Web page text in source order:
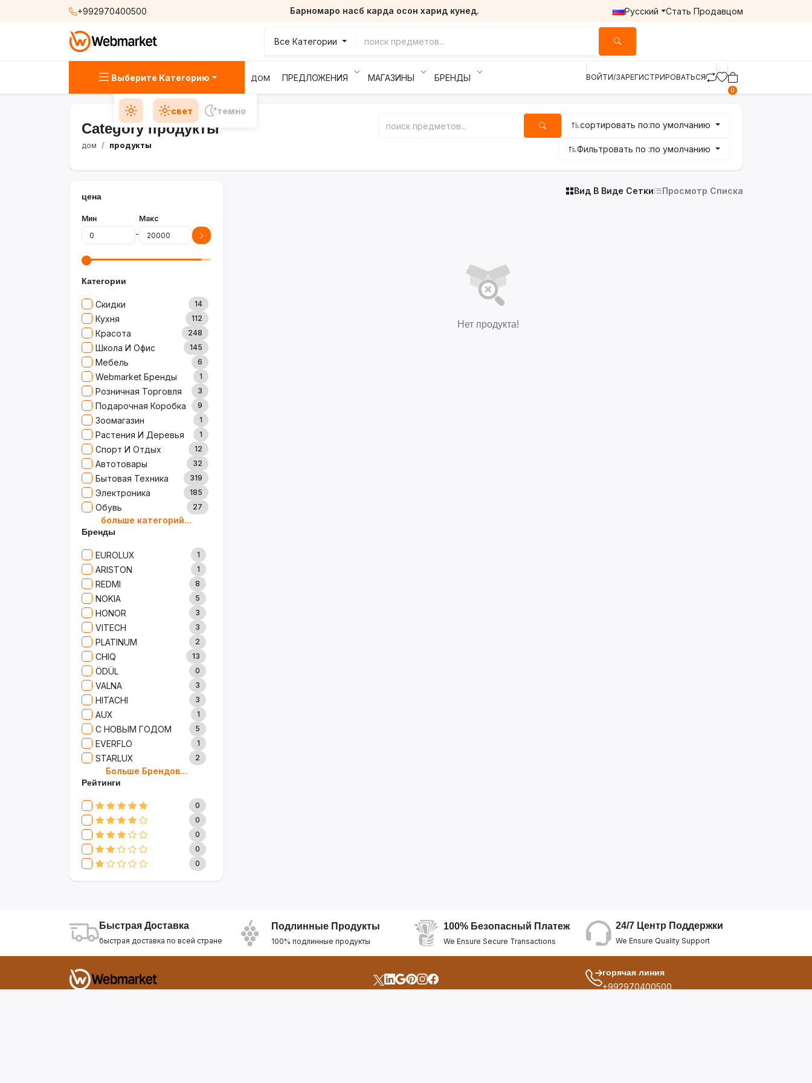
+992970400500 Барномаро насб карда осон харид кунед. Русский Стать Продавцом
Все Категории
Выберите Категорию ДОМ ПРЕДЛОЖЕНИЯ МАГАЗИНЫ БРЕНДЫ ВОЙТИ/ЗАРЕГИСТРИРОВАТЬСЯ
0
свет темно
Category продукты
дом продукты
сортировать по:по умолчанию
Фильтровать по :по умолчанию
цена
Мин
-
Макс
Категории
Скидки 14
Кухня 112
Красота 248
Школа И Офис 145
Мебель 6
Webmarket Бренды 1
Розничная Торговля 3
Подарочная Коробка 9
Зоомагазин 1
Растения И Деревья 1
Спорт И Отдых 12
Автотовары 32
Бытовая Техника 319
Электроника 185
Обувь 27
Товары Для Дома
Ювелирные Изделия
Сад И Дача 52
Аксессуары 61
Игрушки 15
Одежда 5
Сумки И Рюкзаки 27
Ремонт 13
Продукты 35
Детские Товары 72
Бытовая Химия 91
Хобби 40
больше категорий...
Бренды
EUROLUX 1
ARISTON 1
REDMI 8
NOKIA 5
HONOR 3
VITECH 3
PLATINUM 2
CHIQ 13
ÖDÜL 0
VALNA 3
HITACHI 3
AUX 1
С НОВЫМ ГОДОМ 5
EVERFLO 1
STARLUX 2
BOSCH
MARY KAY
TRICHUP 20
CLIVE & KEIRA 17
SEVAVEREK 6
DSP 0
SUPER CREST 4
2
APPLE
AOTE 7
ELEMENT
INTEX 0
Больше Брендов...
Рейтинги
0
0
0
0
0
Вид В Виде Сетки Просмотр Списка
Нет продукта!
Быстрая Доставка
быстрая доставка по всей стране
Подлинные Продукты
100% подлинные продукты
100% Безопасный Платеж
We Ensure Secure Transactions
24/7 Центр Поддержки
We Ensure Quality Support
горячая линия
+992970400500